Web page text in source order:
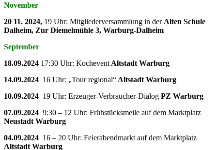
November
20 11. 2024, 19 Uhr: Mitgliederversammlung in der Alten Schule
Dalheim, Zur Diemelmühle 3, Warburg-Dalheim
September
18.09.2024 17:30 Uhr: Kochevent Altstadt Warburg
14.09.2024 16 Uhr: „Tour regional“ Altstadt Warburg
10.09.2024 19 Uhr: Erzeuger-Verbraucher-Dialog PZ Warburg
07.09.2024 9:30 – 12 Uhr: Frühstücksmeile auf dem Marktplatz
Neustadt Warburg
04.09.2024 16 – 20 Uhr: Feierabendmarkt auf dem Marktplatz
Altstadt Warburg